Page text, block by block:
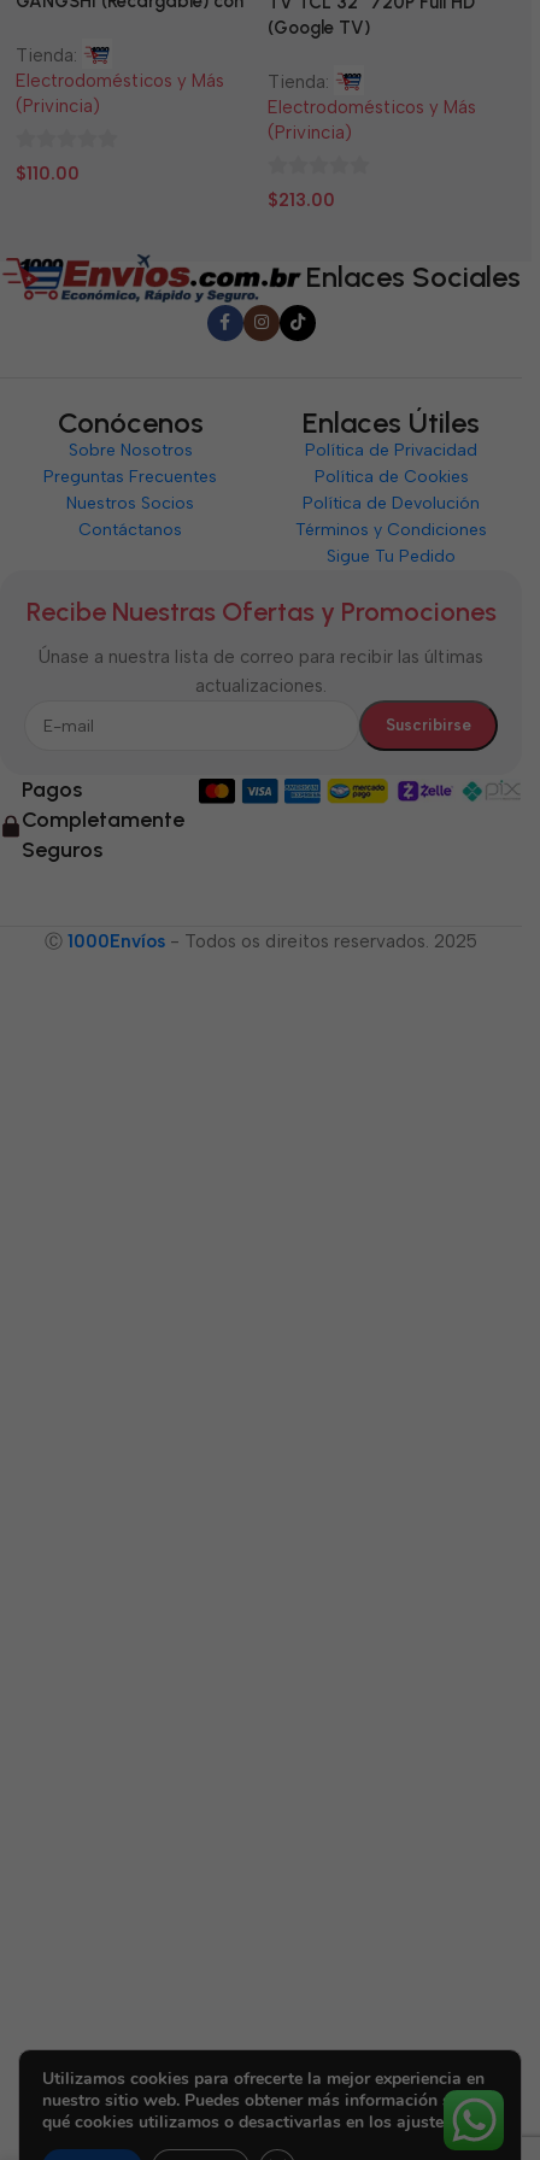
Tienda:
Electrodomésticos y Más
(Privincia)
0
$110.00
(Google TV)
Tienda:
Electrodomésticos y Más
(Privincia)
0
$213.00
Enlaces Sociales
Conócenos
Sobre Nosotros
Preguntas Frecuentes
Nuestros Socios
Contáctanos
Enlaces Útiles
Política de Privacidad
Política de Cookies
Política de Devolución
Términos y Condiciones
Sigue Tu Pedido
Recibe Nuestras Ofertas y Promociones
Únase a nuestra lista de correo para recibir las últimas
actualizaciones.
Pagos
Completamente
Seguros
Ⓒ 1000Envíos - Todos os direitos reservados. 2025
Utilizamos cookies para ofrecerte la mejor experiencia en
nuestro sitio web. Puedes obtener más información sobre
qué cookies utilizamos o desactivarlas en los ajustes.